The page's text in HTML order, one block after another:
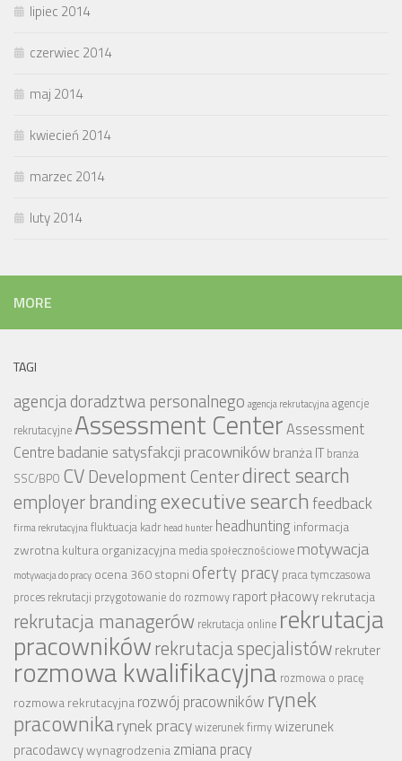
lipiec 2014
czerwiec 2014
maj 2014
kwiecień 2014
marzec 2014
luty 2014
MORE
TAGI
agencja doradztwa personalnego agencja rekrutacyjnaagencje
rekrutacyjne Assessment CenterAssessment
Centre badanie satysfakcji pracownikówbranża IT branża
SSC/BPO CV Development Centerdirect search
employer brandingexecutive searchfeedback
firma rekrutacyjnafluktuacja kadr head hunter headhunting informacja
zwrotnakultura organizacyjna media społecznościowe motywacja
motywacja do pracy ocena 360 stopni oferty pracy praca tymczasowa
proces rekrutacji przygotowanie do rozmowy raport płacowyrekrutacja
rekrutacja managerów rekrutacja online rekrutacja
pracownikówrekrutacja specjalistówrekruter
rozmowa kwalifikacyjna rozmowa o pracę
rozmowa rekrutacyjnarozwój pracowników rynek
pracownikarynek pracywizerunek firmywizerunek
pracodawcywynagrodzeniazmiana pracy